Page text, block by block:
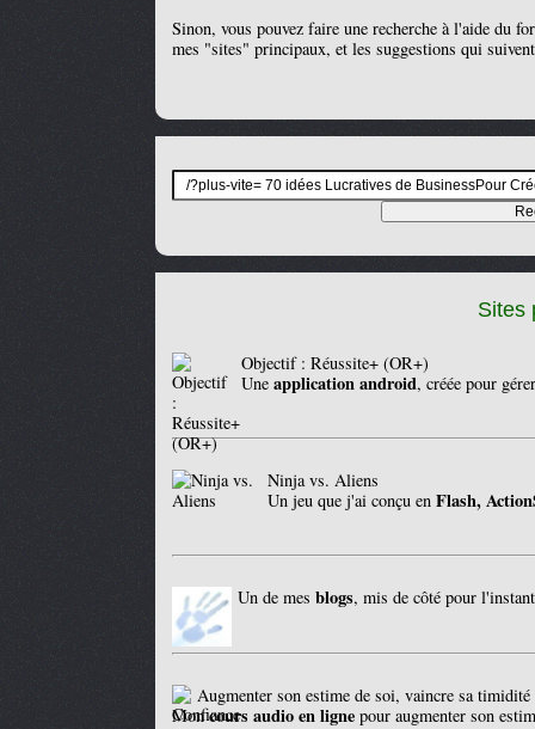
Sinon, vous pouvez faire une recherche à l'aide du
mes "sites" principaux, et les suggestions qui
Sites
Objectif : Réussite+ (OR+)
Une application android, créée pour
Ninja vs. Aliens
Un jeu que j'ai conçu en Flash,
Un de mes blogs, mis de côté pour
Augmenter son estime de soi, vaincre sa
Moncours audio en ligne pour augmenter son